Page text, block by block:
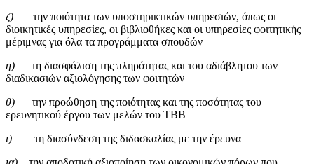
ζ) την ποιότητα των υποστηρικτικών υπηρεσιών, όπως οι
διοικητικές υπηρεσίες, οι βιβλιοθήκες και οι υπηρεσίες φοιτητικής
μέριμνας για όλα τα προγράμματα σπουδών
η) τη διασφάλιση της πληρότητας και του αδιάβλητου των
διαδικασιών αξιολόγησης των φοιτητών
θ) την προώθηση της ποιότητας και της ποσότητας του
ερευνητικού έργου των μελών του ΤΒΒ
ι) τη διασύνδεση της διδασκαλίας με την έρευνα